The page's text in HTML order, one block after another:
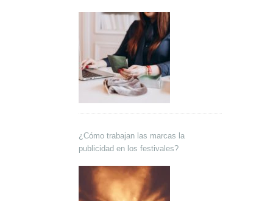
¿Cómo trabajan las marcas la
publicidad en los festivales?